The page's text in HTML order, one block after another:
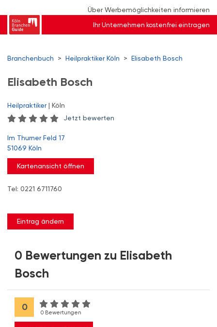
Über Werbemöglichkeiten informieren
Ihr Unternehmen kostenfrei eintragen
Branchenbuch > Heilpraktiker Köln > Elisabeth Bosch
Elisabeth Bosch
Heilpraktiker| Köln
Jetzt bewerten
Im Thurner Feld 17
51069 Köln
Kartenansicht öffnen
Tel: 0221 6711760
Eintrag ändern
0 Bewertungen zu Elisabeth
Bosch
0
0 Bewertungen